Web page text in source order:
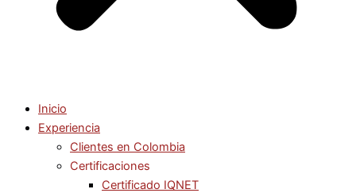
Inicio
Experiencia
Clientes en Colombia
Certificaciones
Certificado IQNET